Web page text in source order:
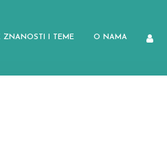
ZNANOSTI I TEME O NAMA